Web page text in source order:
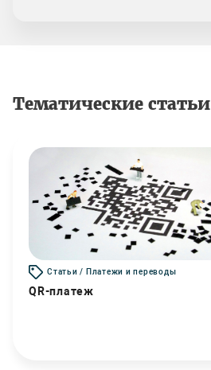
Тематические статьи
Статьи / Платежи и переводы
QR-платеж